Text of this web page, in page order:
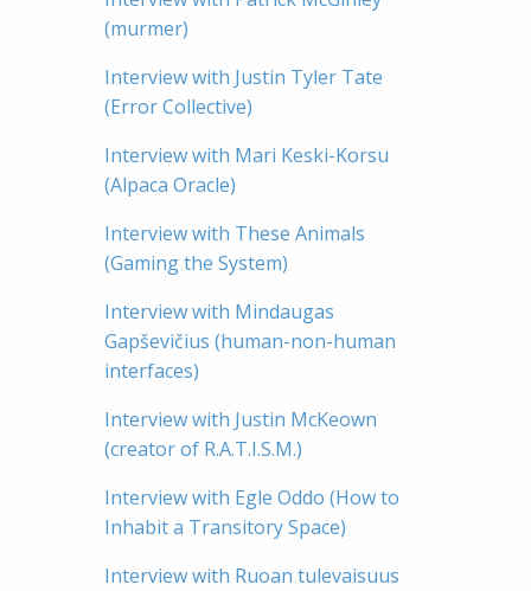
(murmer)
Interview with Justin Tyler Tate
(Error Collective)
Interview with Mari Keski-Korsu
(Alpaca Oracle)
Interview with These Animals
(Gaming the System)
Interview with Mindaugas
Gapševičius (human-non-human
interfaces)
Interview with Justin McKeown
(creator of R.A.T.I.S.M.)
Interview with Egle Oddo (How to
Inhabit a Transitory Space)
Interview with Ruoan tulevaisuus